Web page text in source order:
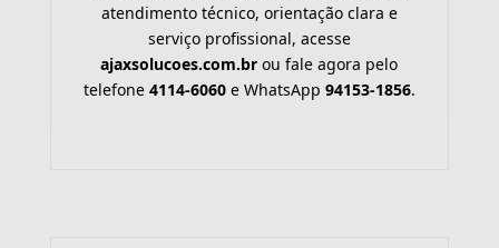
atendimento técnico, orientação clara e
serviço profissional, acesse
ajaxsolucoes.com.br ou fale agora pelo
telefone 4114-6060e WhatsApp 94153-1856.